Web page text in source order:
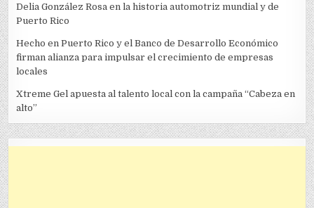
Delia González Rosa en la historia automotriz mundial y de
Puerto Rico
Hecho en Puerto Rico y el Banco de Desarrollo Económico
firman alianza para impulsar el crecimiento de empresas
locales
Xtreme Gel apuesta al talento local con la campaña “Cabeza en
alto”